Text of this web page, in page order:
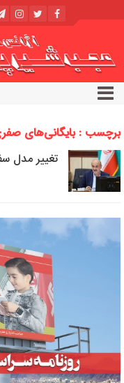
برچسب : بایگانی‌های
تغییر مدل